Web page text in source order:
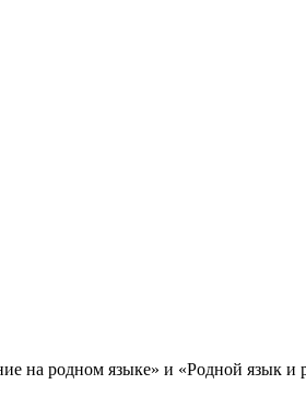
на родном языке» и «Родной